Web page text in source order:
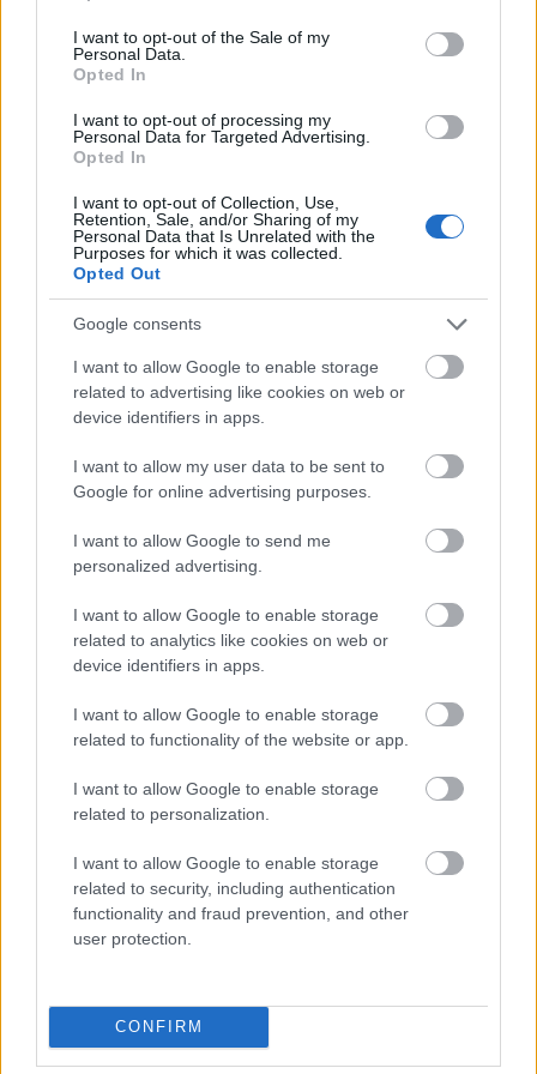
use your data for below specified purposes in below Google
consent section.
I want to opt-out of the Sale of my
Personal Data.
Opted In
I want to opt-out of processing my
Personal Data for Targeted Advertising.
Opted In
I want to opt-out of Collection, Use,
Retention, Sale, and/or Sharing of my
Personal Data that Is Unrelated with the
Purposes for which it was collected.
Opted Out
Google consents
I want to allow Google to enable storage
related to advertising like cookies on web or
device identifiers in apps.
I want to allow my user data to be sent to
Google for online advertising purposes.
I want to allow Google to send me
personalized advertising.
I want to allow Google to enable storage
related to analytics like cookies on web or
device identifiers in apps.
I want to allow Google to enable storage
related to functionality of the website or app.
I want to allow Google to enable storage
related to personalization.
I want to allow Google to enable storage
related to security, including authentication
functionality and fraud prevention, and other
user protection.
CONFIRM
Halloween
$32.0m
Csillag születik
Libabőr 2: Hullajó Halloween
$7.5m
A Hunter Killer-küldetés
Az első ember
Apróláb
$4.8m
Esti iskola
Mid90s
universal sequel lionsgate jonah hill hunter killer
religious brit flick a24 pure flix johnny english strikes again
Ajánlott bejegyzések:
magyar box office: szürke zsaruk
szinkronhangok: x-men: sötét főnix